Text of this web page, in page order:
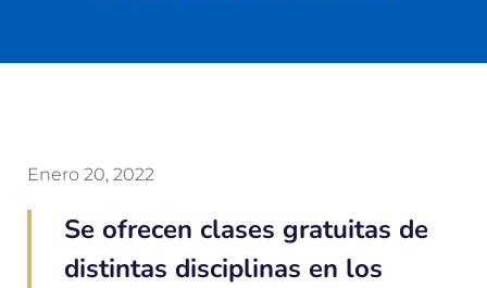
Enero 20, 2022
Se ofrecen clases gratuitas de
distintas disciplinas en los